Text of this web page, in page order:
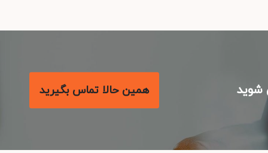
همین حالا تماس بگیرید